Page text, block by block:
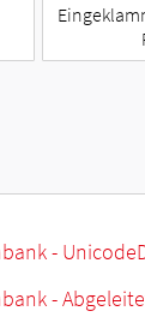
-
-